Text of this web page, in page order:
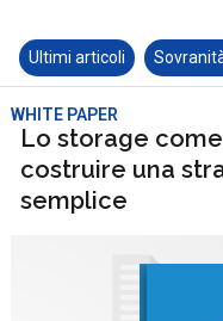
Ultimi articoli
WHITE PAPER
Lo storage
costruire una
semplice